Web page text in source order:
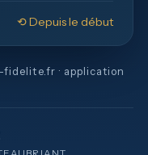
⟲ Depuis le début
fidelite.fr · application